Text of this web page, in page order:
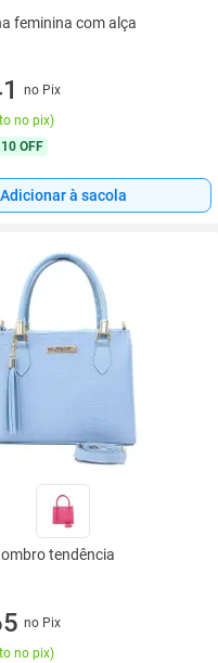
feminina com alça
no Pix
no pix)
10 OFF
Adicionar à sacola
tendência
no Pix
no pix)